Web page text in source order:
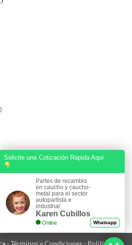
- Términos y Condiciones- Política de
Solicite una Cotización Rápida Aquí
Partes de recambio
en caucho y caucho-
metal para el sector
autopartista e
industrial
Karen Cubillos
Online Whatsapp